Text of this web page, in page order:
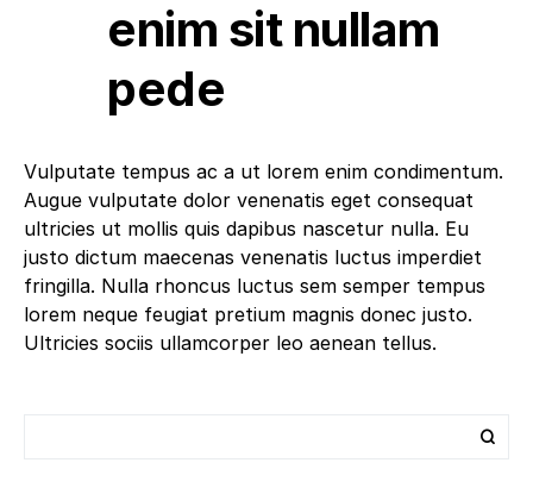
enim sit nullam
pede
Vulputate tempus ac a ut lorem enim condimentum.
Augue vulputate dolor venenatis eget consequat
ultricies ut mollis quis dapibus nascetur nulla. Eu
justo dictum maecenas venenatis luctus imperdiet
fringilla. Nulla rhoncus luctus sem semper tempus
lorem neque feugiat pretium magnis donec justo.
Ultricies sociis ullamcorper leo aenean tellus.